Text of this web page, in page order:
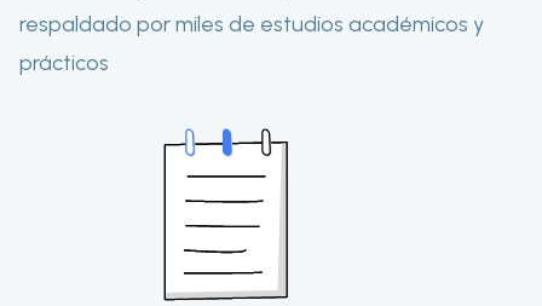
respaldado por miles de estudios académicos y
prácticos